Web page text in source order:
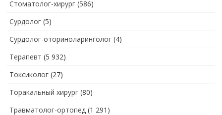
Стоматолог-хирург (586)
Сурдолог (5)
Сурдолог-оториноларинголог (4)
Терапевт (5 932)
Токсиколог (27)
Торакальный хирург (80)
Травматолог-ортопед (1 291)